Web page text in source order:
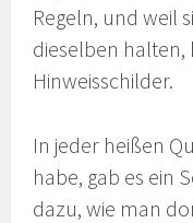
Regeln, und weil
dieselben
Hinweisschilder.
In jeder heißen
habe, gab es ein
dazu, wie man